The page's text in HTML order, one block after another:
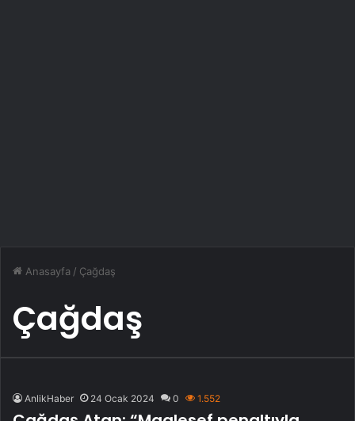
Anasayfa / Çağdaş
Çağdaş
AnlikHaber 24 Ocak 2024 0 1.552